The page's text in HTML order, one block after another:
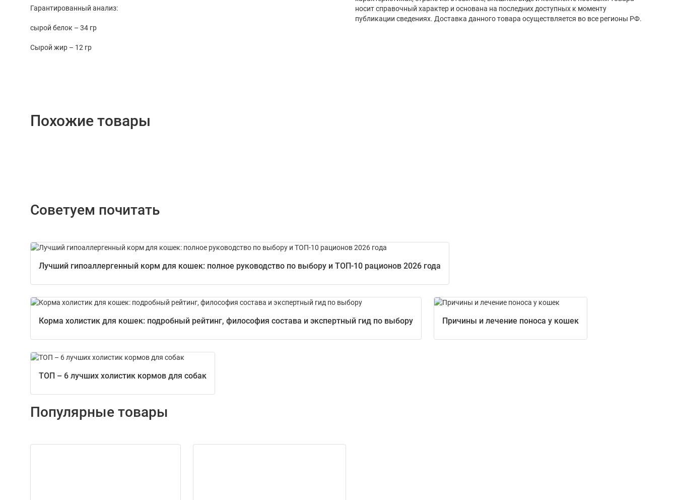
Гарантированный анализ:
сырой белок – 34 гр
Сырой жир – 12 гр
носит справочный характер и основана на последних доступных к моменту
публикации сведениях. Доставка данного товара осуществляется во все регионы РФ.
Похожие товары
Советуем почитать
Лучший гипоаллергенный корм для кошек: полное руководство по выбору и ТОП-10 рационов 2026 года
Корма холистик для кошек: подробный рейтинг, философия состава и экспертный гид по выбору Причины и лечение поноса у кошек
ТОП – 6 лучших холистик кормов для собак
Популярные товары